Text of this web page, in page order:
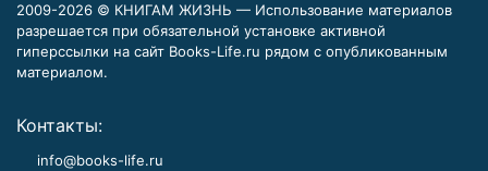
2009-2026 © КНИГАМ ЖИЗНЬ — Использование материалов
разрешается при обязательной установке активной
гиперссылки на сайт Books-Life.ru рядом с опубликованным
материалом.
Контакты:
info@books-life.ru